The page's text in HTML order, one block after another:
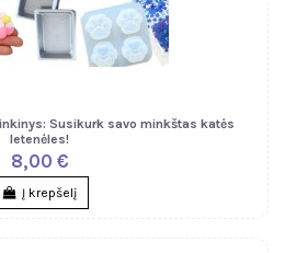
Susikurk savo minkštas katės
letenėles!
8,00 €
Į krepšelį